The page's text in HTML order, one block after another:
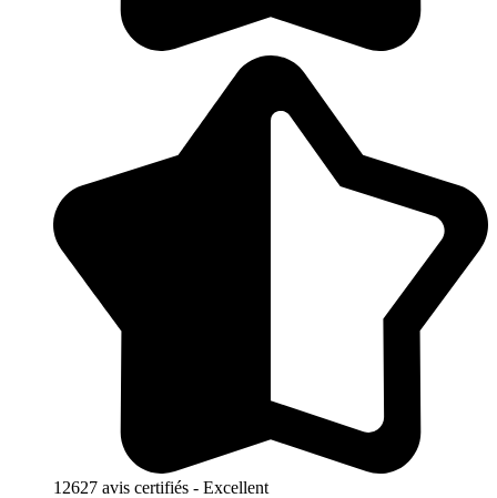
12627 avis certifiés - Excellent